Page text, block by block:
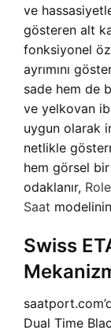
ve
gösteren alt
fonksiyonel
ayrımını
sade hem de
ve yelkovan
uygun olarak
netlikle
hem görsel
odaklanır,
Saat
Swiss
Dual Time